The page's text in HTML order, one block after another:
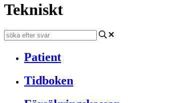
Tekniskt
Patient
Tidboken